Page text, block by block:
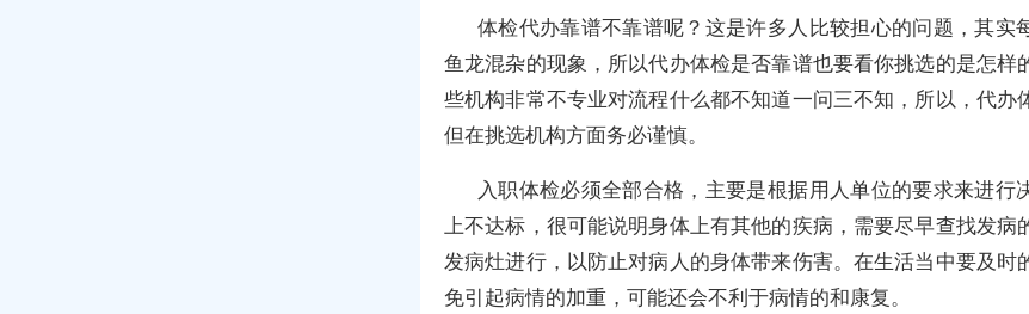
体检代办靠谱不靠谱呢？这是许多人比较担心的问题，其实
鱼龙混杂的现象，所以代办体检是否靠谱也要看你挑选的是怎样
些机构非常不专业对流程什么都不知道一问三不知，所以，代办
但在挑选机构方面务必谨慎。
入职体检必须全部合格，主要是根据用人单位的要求来进行
上不达标，很可能说明身体上有其他的疾病，需要尽早查找发病
发病灶进行，以防止对病人的身体带来伤害。在生活当中要及时
免引起病情的加重，可能还会不利于病情的和康复。